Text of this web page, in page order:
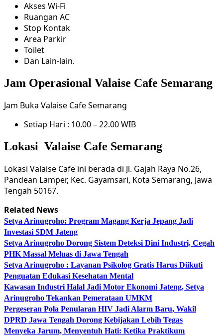
Akses Wi-Fi
Ruangan AC
Stop Kontak
Area Parkir
Toilet
Dan Lain-lain.
Jam Operasional Valaise Cafe Semarang
Jam Buka Valaise Cafe Semarang
Setiap Hari : 10.00 – 22.00 WIB
Lokasi Valaise Cafe Semarang
Lokasi Valaise Cafe ini berada di Jl. Gajah Raya No.26,
Pandean Lamper, Kec. Gayamsari, Kota Semarang, Jawa
Tengah 50167.
Related News
Setya Arinugroho: Program Magang Kerja Jepang Jadi
Investasi SDM Jateng
Setya Arinugroho Dorong Sistem Deteksi Dini Industri, Cegah
PHK Massal Meluas di Jawa Tengah
Setya Arinugroho : Layanan Psikolog Gratis Harus Diikuti
Penguatan Edukasi Kesehatan Mental
Kawasan Industri Halal Jadi Motor Ekonomi Jateng, Setya
Arinugroho Tekankan Pemerataan UMKM
Pergeseran Pola Penularan HIV Jadi Alarm Baru, Wakil
DPRD Jawa Tengah Dorong Kebijakan Lebih Tegas
Menyeka Jarum, Menyentuh Hati: Ketika Praktikum